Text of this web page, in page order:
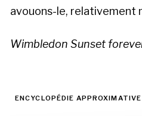
avouons-le, relativement
Wimbledon Sunset
ENCYCLOPÉDIE